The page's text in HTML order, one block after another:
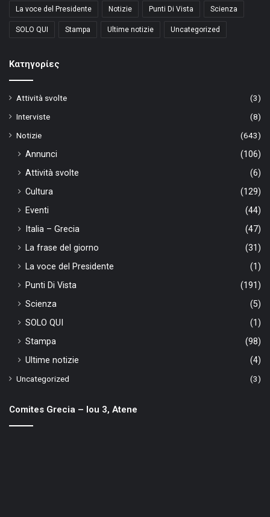
La voce del Presidente Notizie Punti Di Vista Scienza
SOLO QUI Stampa Ultime notizie Uncategorized
Kατηγορίες
Attività svolte
(3)
Interviste
(8)
Notizie
(643)
Annunci
(106)
Attività svolte
(6)
Cultura
(129)
Eventi
(44)
Italia – Grecia
(47)
La frase del giorno
(31)
La voce del Presidente
(1)
Punti Di Vista
(191)
Scienza
(5)
SOLO QUI
(1)
Stampa
(98)
Ultime notizie
(4)
Uncategorized
(3)
Comites Grecia – Iou 3, Atene